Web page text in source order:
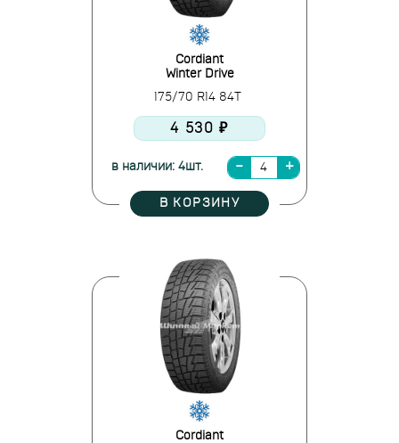
Cordiant
Winter Drive
175/70 R14 84T
4 530 ₽
в наличии: 4шт.
В КОРЗИНУ
Cordiant